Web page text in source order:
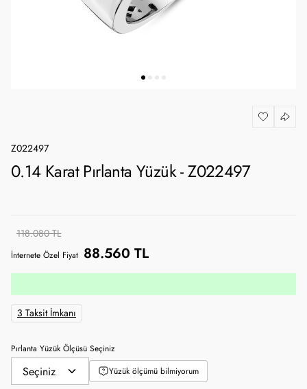
Z022497
0.14 Karat Pırlanta Yüzük - Z022497
118.080 TL
İnternete Özel Fiyat 88.560 TL
3 Taksit İmkanı
Pırlanta Yüzük Ölçüsü Seçiniz
Yüzük ölçümü bilmiyorum